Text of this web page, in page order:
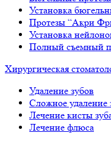
Установка
Протезы “Акри
Установка
Полный съемный
Хирургическая
Удаление зубов
Сложное удаление
Лечение кисты
Лечение флюса